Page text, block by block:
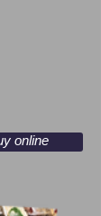
online